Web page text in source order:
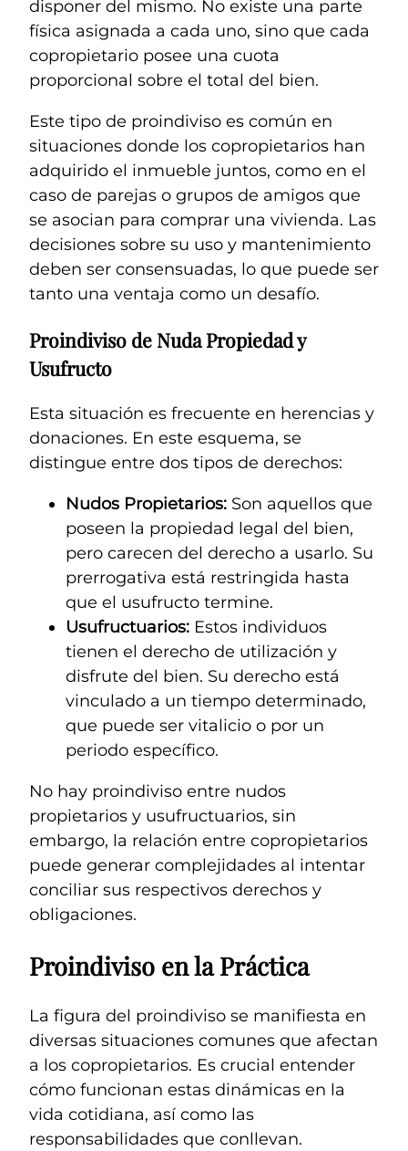
disponer del mismo. No existe una parte
física asignada a cada uno, sino que cada
copropietario posee una cuota
proporcional sobre el total del bien.
Este tipo de proindiviso es común en
situaciones donde los copropietarios han
adquirido el inmueble juntos, como en el
caso de parejas o grupos de amigos que
se asocian para comprar una vivienda. Las
decisiones sobre su uso y mantenimiento
deben ser consensuadas, lo que puede ser
tanto una ventaja como un desafío.
Proindiviso de Nuda Propiedad y
Usufructo
Esta situación es frecuente en herencias y
donaciones. En este esquema, se
distingue entre dos tipos de derechos:
Nudos Propietarios: Son aquellos que
poseen la propiedad legal del bien,
pero carecen del derecho a usarlo. Su
prerrogativa está restringida hasta
que el usufructo termine.
Usufructuarios: Estos individuos
tienen el derecho de utilización y
disfrute del bien. Su derecho está
vinculado a un tiempo determinado,
que puede ser vitalicio o por un
periodo específico.
No hay proindiviso entre nudos
propietarios y usufructuarios, sin
embargo, la relación entre copropietarios
puede generar complejidades al intentar
conciliar sus respectivos derechos y
obligaciones.
Proindiviso en la Práctica
La figura del proindiviso se manifiesta en
diversas situaciones comunes que afectan
a los copropietarios. Es crucial entender
cómo funcionan estas dinámicas en la
vida cotidiana, así como las
responsabilidades que conllevan.